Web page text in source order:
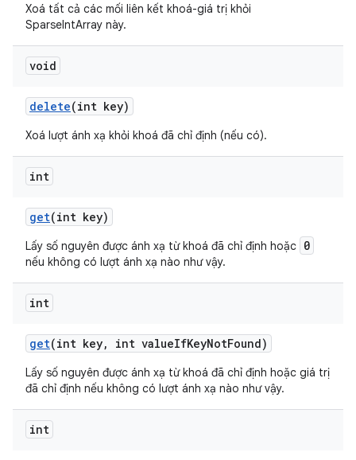
Xoá tất cả các mối liên kết khoá-giá trị khỏi
SparseIntArray này.
void
delete(int key)
Xoá lượt ánh xạ khỏi khoá đã chỉ định (nếu có).
int
get(int key)
Lấy số nguyên được ánh xạ từ khoá đã chỉ định hoặc 0
nếu không có lượt ánh xạ nào như vậy.
int
get(int key, int valueIfKeyNotFound)
Lấy số nguyên được ánh xạ từ khoá đã chỉ định hoặc giá trị
đã chỉ định nếu không có lượt ánh xạ nào như vậy.
int